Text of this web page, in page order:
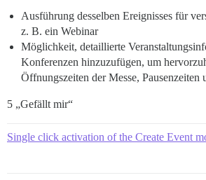
Ausführung desselben Ereignisses für
z. B. ein Webinar
Möglichkeit, detaillierte
Konferenzen hinzuzufügen, um
Öffnungszeiten der Messe, Pausenzeiten
5 „Gefällt mir“
Single click activation of the Create Event